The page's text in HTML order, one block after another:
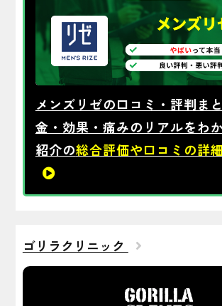
メンズリゼの口コミ・評判ま
金・効果・痛みのリアルをわ
紹介の総合評価や口コミの詳
ゴリラクリニック